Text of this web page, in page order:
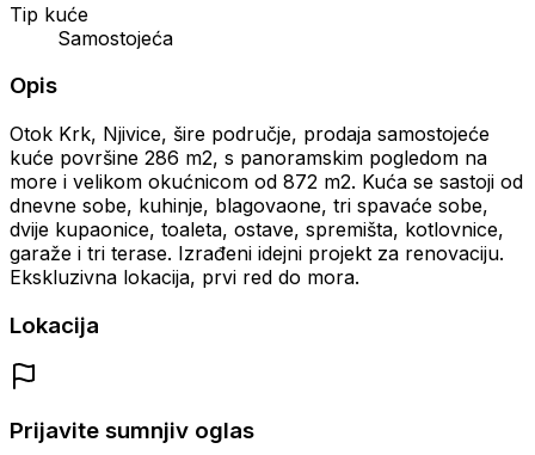
Tip kuće
Samostojeća
Opis
Otok Krk, Njivice, šire područje, prodaja samostojeće
kuće površine 286 m2, s panoramskim pogledom na
more i velikom okućnicom od 872 m2. Kuća se sastoji od
dnevne sobe, kuhinje, blagovaone, tri spavaće sobe,
dvije kupaonice, toaleta, ostave, spremišta, kotlovnice,
garaže i tri terase. Izrađeni idejni projekt za renovaciju.
Ekskluzivna lokacija, prvi red do mora.
Lokacija
Prijavite sumnjiv oglas